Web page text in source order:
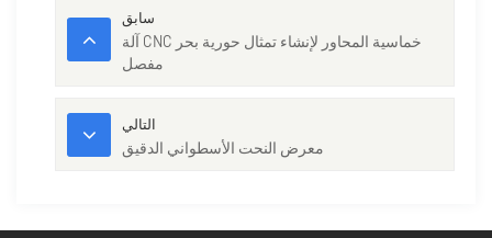
سابق
آلة CNC خماسية المحاور لإنشاء تمثال حورية بحر
مفصل
التالي
معرض النحت الأسطواني الدقيق